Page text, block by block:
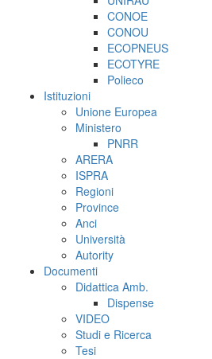
CONOE
CONOU
ECOPNEUS
ECOTYRE
Polieco
Istituzioni
Unione Europea
Ministero
PNRR
ARERA
ISPRA
Regioni
Province
Anci
Università
Autority
Documenti
Didattica Amb.
Dispense
VIDEO
Studi e Ricerca
Tesi